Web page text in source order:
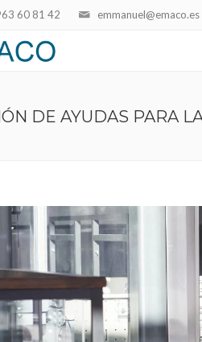
emmanuel@emaco.es
60 81 42
DE AYUDAS PARA